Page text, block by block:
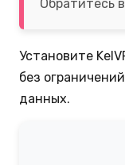
Обратитесь
Установите
без
данных.